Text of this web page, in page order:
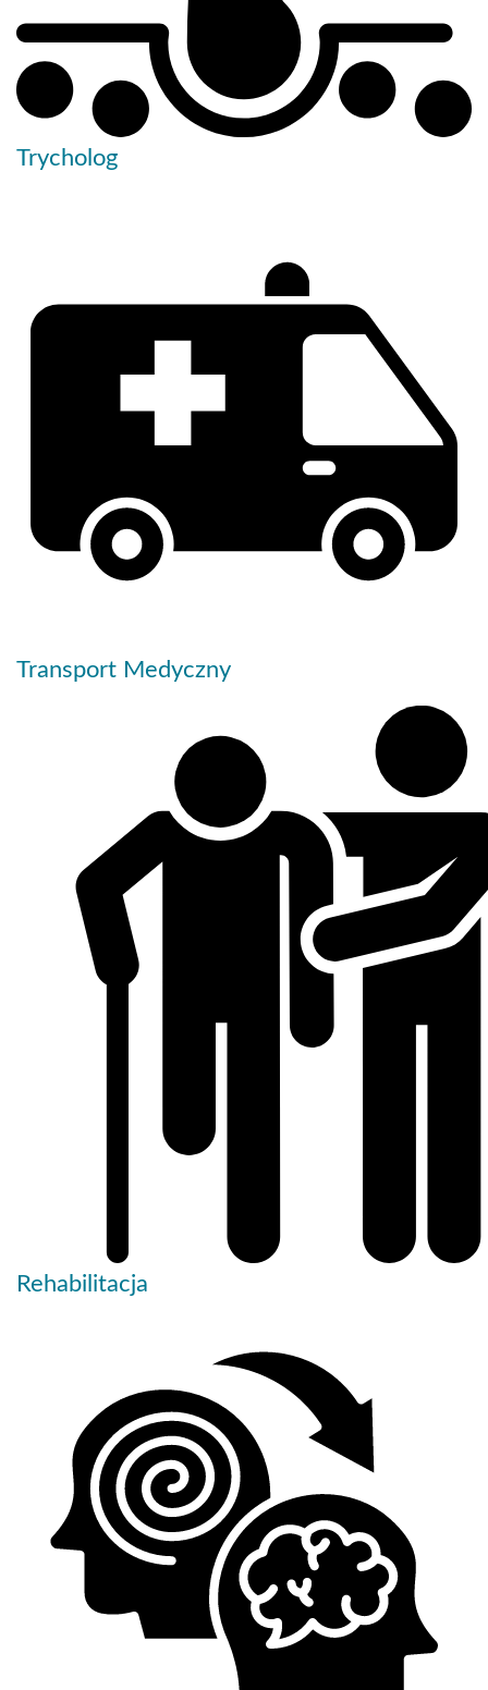
Trycholog
Transport Medyczny
Rehabilitacja